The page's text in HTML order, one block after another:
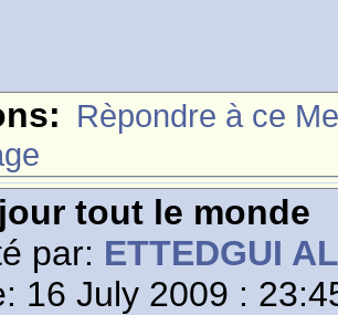
Rèpondre à ce
tout le monde
par: ETTEDGUI
16 July 2009 :